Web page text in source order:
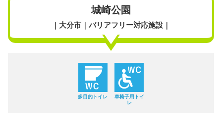
城崎公園
｜大分市｜バリアフリー対応施設｜
多目的トイレ
車椅子用トイ
レ